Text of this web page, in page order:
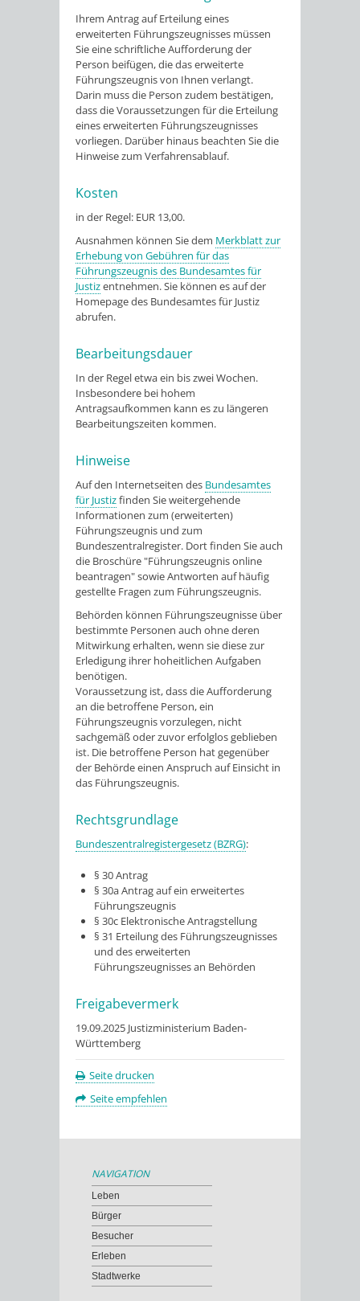
Ihrem Antrag auf Erteilung eines
erweiterten Führungszeugnisses müssen
Sie eine schriftliche Aufforderung der
Person beifügen, die das erweiterte
Führungszeugnis von Ihnen verlangt.
Darin muss die Person zudem bestätigen,
dass die Voraussetzungen für die Erteilung
eines erweiterten Führungszeugnisses
vorliegen. Darüber hinaus beachten Sie die
Hinweise zum Verfahrensablauf.
Kosten
in der Regel: EUR 13,00.
Ausnahmen können Sie dem Merkblatt zur
Erhebung von Gebühren für das
Führungszeugnis des Bundesamtes für
Justizentnehmen. Sie können es auf der
Homepage des Bundesamtes für Justiz
abrufen.
Bearbeitungsdauer
In der Regel etwa ein bis zwei Wochen.
Insbesondere bei hohem
Antragsaufkommen kann es zu längeren
Bearbeitungszeiten kommen.
Hinweise
Auf den Internetseiten des Bundesamtes
für Justizfinden Sie weitergehende
Informationen zum (erweiterten)
Führungszeugnis und zum
Bundeszentralregister. Dort finden Sie auch
die Broschüre "Führungszeugnis online
beantragen" sowie Antworten aufhäufig
gestellte Fragen zum Führungszeugnis.
Behörden können Führungszeugnisse über
bestimmte Personen auch ohne deren
Mitwirkung erhalten, wenn sie diese zur
Erledigung ihrer hoheitlichen Aufgaben
benötigen.
Voraussetzung ist, dass die Aufforderung
an die betroffene Person, ein
Führungszeugnis vorzulegen, nicht
sachgemäß oder zuvor erfolglos geblieben
ist. Die betroffene Person hat gegenüber
der Behörde einen Anspruch auf Einsicht in
das Führungszeugnis.
Rechtsgrundlage
Bundeszentralregistergesetz (BZRG):
§ 30 Antrag
§ 30a Antrag auf ein erweitertes
Führungszeugnis
§ 30c Elektronische Antragstellung
§ 31 Erteilung des Führungszeugnisses
und des erweiterten
Führungszeugnisses an Behörden
Freigabevermerk
19.09.2025 Justizministerium Baden-
Württemberg
Seite drucken
Seite empfehlen
NAVIGATION
Leben
Bürger
Besucher
Erleben
Stadtwerke